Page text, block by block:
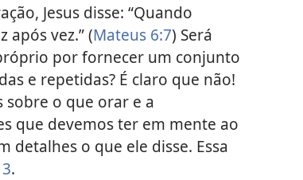
Jesus disse: “Quando
após vez.” (Mateus 6:7) Será
por fornecer um conjunto
e repetidas? É claro que não!
sobre o que orar e a
que devemos ter em mente ao
detalhes o que ele disse. Essa
.